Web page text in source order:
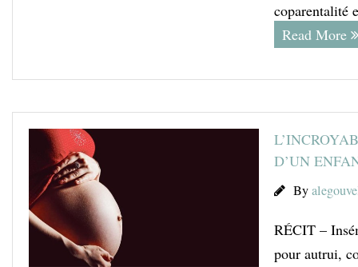
coparentalité
Read More
D’UN
By
RÉCIT –
pour autrui,